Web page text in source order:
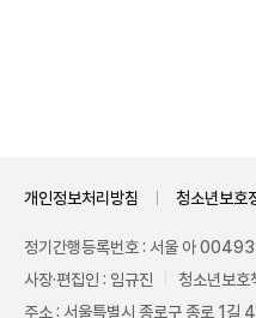
개인정보처리방침 청소년보호
정기간행등록번호 : 서울 아 00493
사장·편집인 : 임규진
청소년보호
주소 : 서울특별시 종로구 종로 1